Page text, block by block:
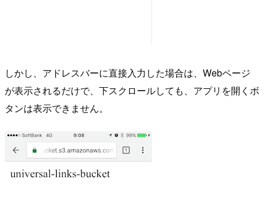
しかし、アドレスバーに直接入力した場合は、Webページ
が表示されるだけで、下スクロールしても、アプリを開くボ
タンは表示できません。